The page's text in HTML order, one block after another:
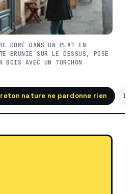
DORÉ DANS UN PLAT EN
BRUNIE SUR LE DESSUS, POSÉ
BOIS AVEC UN TORCHON
nature ne pardonne rien